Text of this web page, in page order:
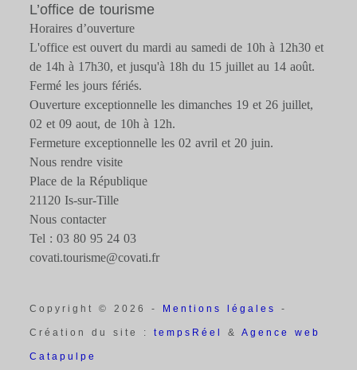
L’office de tourisme
Horaires d’ouverture
L'office est ouvert du mardi au samedi de 10h à 12h30 et
de 14h à 17h30, et jusqu'à 18h du 15 juillet au 14 août.
Fermé les jours fériés.
Ouverture exceptionnelle les dimanches 19 et 26 juillet,
02 et 09 aout, de 10h à 12h.
Fermeture exceptionnelle les 02 avril et 20 juin.
Nous rendre visite
Place de la République
21120 Is-sur-Tille
Nous contacter
Tel : 03 80 95 24 03
covati.tourisme@covati.fr
Copyright © 2026 - Mentions légales -
Création du site :tempsRéel&Agence web
Catapulpe